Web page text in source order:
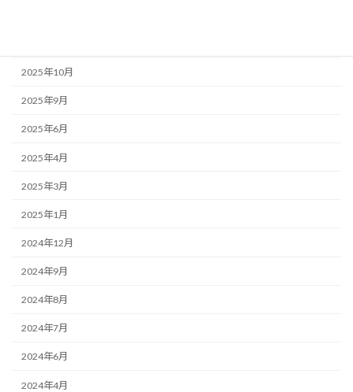
2025年10月
2025年9月
2025年6月
2025年4月
2025年3月
2025年1月
2024年12月
2024年9月
2024年8月
2024年7月
2024年6月
2024年4月